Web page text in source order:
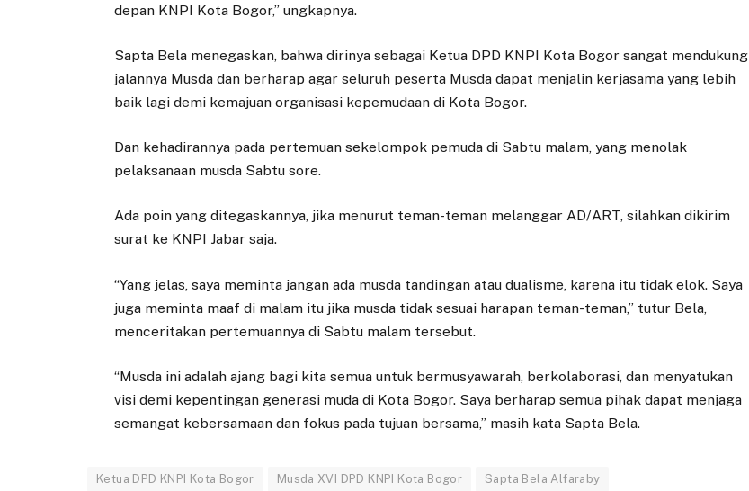
depan KNPI Kota Bogor,” ungkapnya.
Sapta Bela menegaskan, bahwa dirinya sebagai Ketua DPD KNPI Kota Bogor sangat mendukung
jalannya Musda dan berharap agar seluruh peserta Musda dapat menjalin kerjasama yang lebih
baik lagi demi kemajuan organisasi kepemudaan di Kota Bogor.
Dan kehadirannya pada pertemuan sekelompok pemuda di Sabtu malam, yang menolak
pelaksanaan musda Sabtu sore.
Ada poin yang ditegaskannya, jika menurut teman-teman melanggar AD/ART, silahkan dikirim
surat ke KNPI Jabar saja.
“Yang jelas, saya meminta jangan ada musda tandingan atau dualisme, karena itu tidak elok. Saya
juga meminta maaf di malam itu jika musda tidak sesuai harapan teman-teman,” tutur Bela,
menceritakan pertemuannya di Sabtu malam tersebut.
“Musda ini adalah ajang bagi kita semua untuk bermusyawarah, berkolaborasi, dan menyatukan
visi demi kepentingan generasi muda di Kota Bogor. Saya berharap semua pihak dapat menjaga
semangat kebersamaan dan fokus pada tujuan bersama,” masih kata Sapta Bela.
Ketua DPD KNPI Kota Bogor Musda XVI DPD KNPI Kota Bogor Sapta Bela Alfaraby